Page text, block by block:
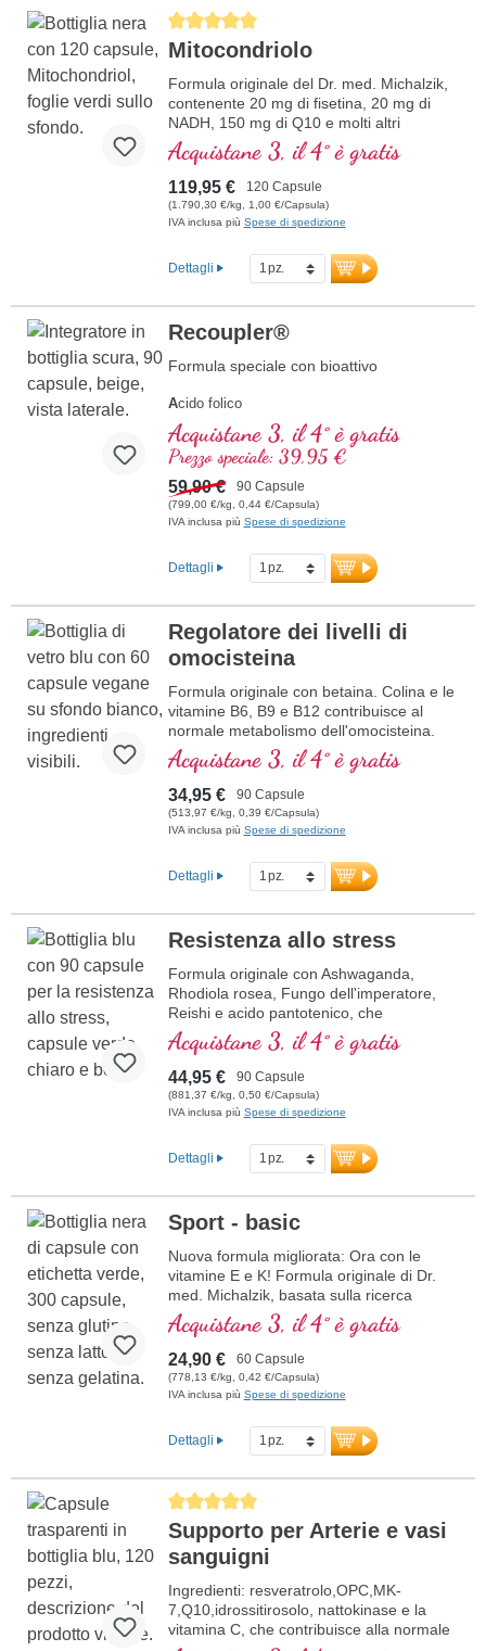
ulteriori informazioni su
Mitochondrium forte PRO
Average rating of 5 out of 5 stars
Mitocondriolo
Formula originale del Dr. med. Michalzik,
contenente 20 mg di fisetina, 20 mg di
NADH, 150 mg di Q10 e molti altri
importanti agenti mitocondriali. Con
l'enhancer di biodisponibilità D-Pinitol.
Guscio delle capsule vegano, senza PEG
e carragenina, e sigillo privo di alluminio,
attivatore mitocondriale PGC-1α, senza
esperienza in sostanze vitali e oltre 20
anni di esperienza produttiva.
Acquistane 3, il 4° è gratis
119,95 € 120 Capsule
(1.790,30 €/kg, 1,00 €/Capsula)
IVA inclusa più Spese di spedizione
Dettagli
Recoupler®
Formula speciale con bioattivo
Acido folico
Arginina
Licopene
C urcuma
Curcumina
Acido ascorbico
Resveratrolo
B(Vitamina B12)
Acquistane 3, il 4° è gratis
Prezzo speciale: 39,95 €
59,90 € 90 Capsule
(799,00 €/kg, 0,44 €/Capsula)
IVA inclusa più Spese di spedizione
Dettagli
Regolatore dei livelli di
omocisteina
Formula originale con betaina. Colina e le
vitamine B6, B9 e B12 contribuisce al
normale metabolismo dell'omocisteina.
Betaina deve essere incluso con minimo
1,5 g di avere un effetto sui livelli di
omocisteina. Vitamine del gruppo B in
forma bioattiva
Acquistane 3, il 4° è gratis
34,95 € 90 Capsule
(513,97 €/kg, 0,39 €/Capsula)
IVA inclusa più Spese di spedizione
Dettagli
Resistenza allo stress
Formula originale con Ashwaganda,
Rhodiola rosea, Fungo dell'imperatore,
Reishi e acido pantotenico, che
contribuisce alla normale prestazioni
mentali. La vitamina E aiuta a proteggere
le cellule dallo stress ossidativo.
Acquistane 3, il 4° è gratis
44,95 € 90 Capsule
(881,37 €/kg, 0,50 €/Capsula)
IVA inclusa più Spese di spedizione
Dettagli
Sport - basic
Nuova formula migliorata: Ora con le
vitamine E e K! Formula originale di Dr.
med. Michalzik, basata sulla ricerca
scientifica più avanzata. Vitamine B 2, 6,
12 e acido folico in forma bioattiva.
Acquistane 3, il 4° è gratis
24,90 € 60 Capsule
(778,13 €/kg, 0,42 €/Capsula)
IVA inclusa più Spese di spedizione
Dettagli
Average rating of 5 out of 5 stars
Supporto per Arterie e vasi
sanguigni
Ingredienti: resveratrolo,OPC,MK-
7,Q10,idrossitirosolo, nattokinase e la
vitamina C, che contribuisce alla normale